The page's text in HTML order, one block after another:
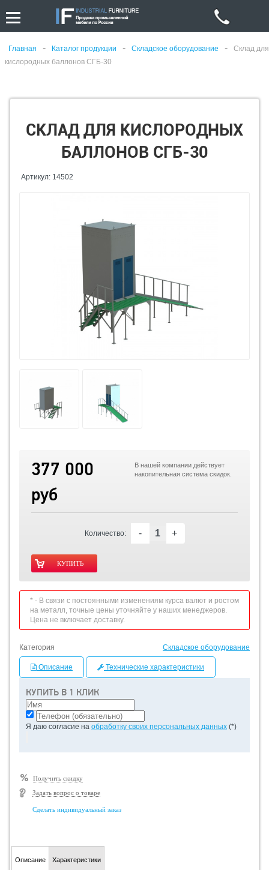
Главная - Каталог продукции - Складское оборудование -
Склад для
кислородных баллонов СГБ-30
СКЛАД ДЛЯ КИСЛОРОДНЫХ
БАЛЛОНОВ СГБ-30
Артикул: 14502
КУПИТЬ В 1 КЛИК
Я даю согласие на обработку своих персональных данных (*)
Получить скидку
Задать вопрос о товаре
Сделать индивидуальный заказ
377 000
руб
В нашей компании действует
накопительная система скидок.
Количество: - +
* - В связи с постоянными изменениям курса валют и ростом
на металл, точные цены уточняйте у наших менеджеров.
Цена не включает доставку.
Категория Складское оборудование
Описание Технические характеристики
Описание Характеристики